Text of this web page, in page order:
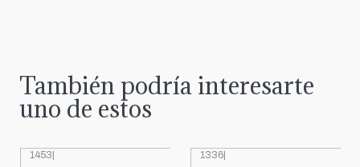
También podría interesarte
uno de estos
1453 1336